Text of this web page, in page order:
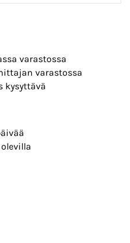
varastossa
varastossa
kysyttävä